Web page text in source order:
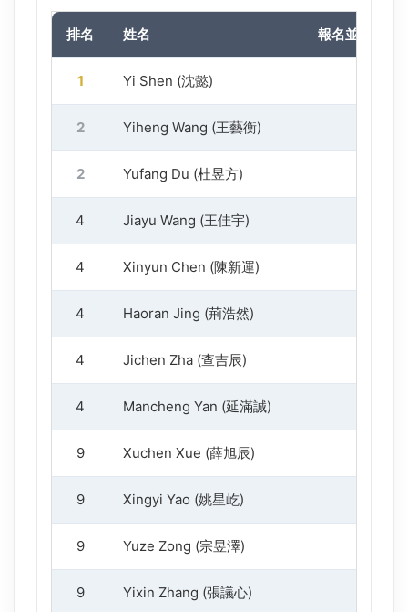
排名 姓名 報名並完成簽
1 Yi Shen (沈懿)
2 Yiheng Wang (王藝衡)
2 Yufang Du (杜昱方)
4 Jiayu Wang (王佳宇)
4 Xinyun Chen (陳新運)
4 Haoran Jing (荊浩然)
4 Jichen Zha (查吉辰)
4 Mancheng Yan (延滿誠)
9 Xuchen Xue (薛旭辰)
9 Xingyi Yao (姚星屹)
9 Yuze Zong (宗昱澤)
9 Yixin Zhang (張議心)